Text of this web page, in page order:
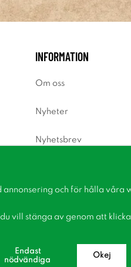
INFORMATION
Om oss
Nyheter
Nyhetsbrev
Inspiration
och för hålla
vill stänga av genom att
Endast
nödvändiga
Okej